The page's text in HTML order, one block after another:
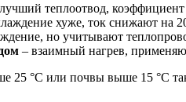
теплоотвод,
хуже, ток снижают на
но учитывают
– взаимный нагрев,
25 °C или почвы выше 15 °C